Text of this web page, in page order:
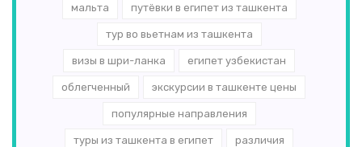
мальта путёвки в египет из ташкента
тур во вьетнам из ташкента
визы в шри-ланка египет узбекистан
облегченный экскурсии в ташкенте цены
популярные направления
туры из ташкента в египет различия